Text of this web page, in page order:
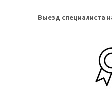
Выезд специалиста